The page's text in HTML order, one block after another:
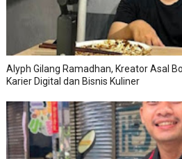
Alyph Gilang Ramadhan, Kreator Asal
Karier Digital dan Bisnis Kuliner